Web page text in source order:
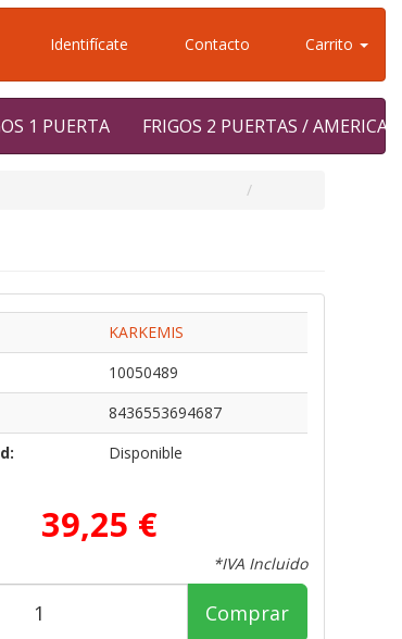
Identifícate Contacto Carrito
1 PUERTA FRIGOS 2 PUERTAS /
KARKEMIS
10050489
8436553694687
Disponible
39,25 €
*IVA Incluido
Comprar